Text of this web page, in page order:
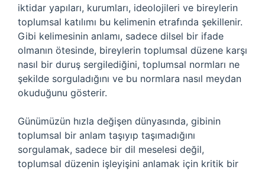
iktidar yapıları, kurumları, ideolojileri ve bireylerin
toplumsal katılımı bu kelimenin etrafında şekillenir.
Gibi kelimesinin anlamı, sadece dilsel bir ifade
olmanın ötesinde, bireylerin toplumsal düzene karşı
nasıl bir duruş sergilediğini, toplumsal normları ne
şekilde sorguladığını ve bu normlara nasıl meydan
okuduğunu gösterir.
Günümüzün hızla değişen dünyasında, gibinin
toplumsal bir anlam taşıyıp taşımadığını
sorgulamak, sadece bir dil meselesi değil,
toplumsal düzenin işleyişini anlamak için kritik bir